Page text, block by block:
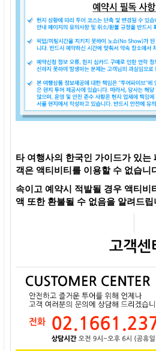
타 여행사의 한국인 가이드가 있는
객은 액티비티를 이용할 수 없습니
속이고 예약시 적발될 경우 액티비
액 또한 환불될 수 없음을 알려드립